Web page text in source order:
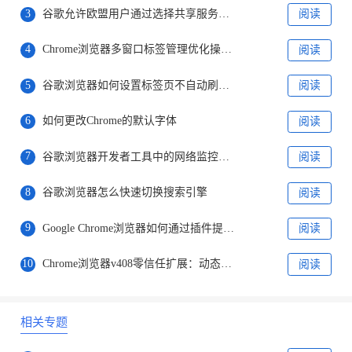
3 阅读
4 Chrome浏览器多窗口标签管理优化操作技巧 阅读
5 阅读
6 如何更改Chrome的默认字体 阅读
7 谷歌浏览器开发者工具中的网络监控在哪里查看 阅读
8 谷歌浏览器怎么快速切换搜索引擎 阅读
9 阅读
10 阅读
相关专题